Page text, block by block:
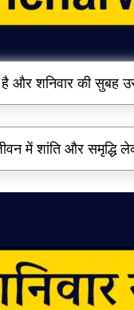
शनिवार की सुबह
में शांति और समृद्धि